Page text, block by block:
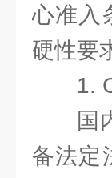
心准入
硬性要
1.
国
备法定